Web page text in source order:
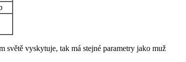
světě vyskytuje, tak má stejné parametry jako muž